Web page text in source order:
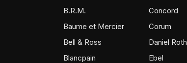
B.R.M.
Baume et Mercier
Bell & Ross
Blancpain
Concord
Corum
Daniel Roth
Ebel